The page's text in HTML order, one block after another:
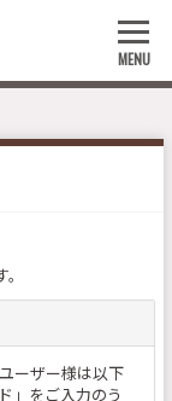
MENU
ーザー様は以下
」をご入力のう